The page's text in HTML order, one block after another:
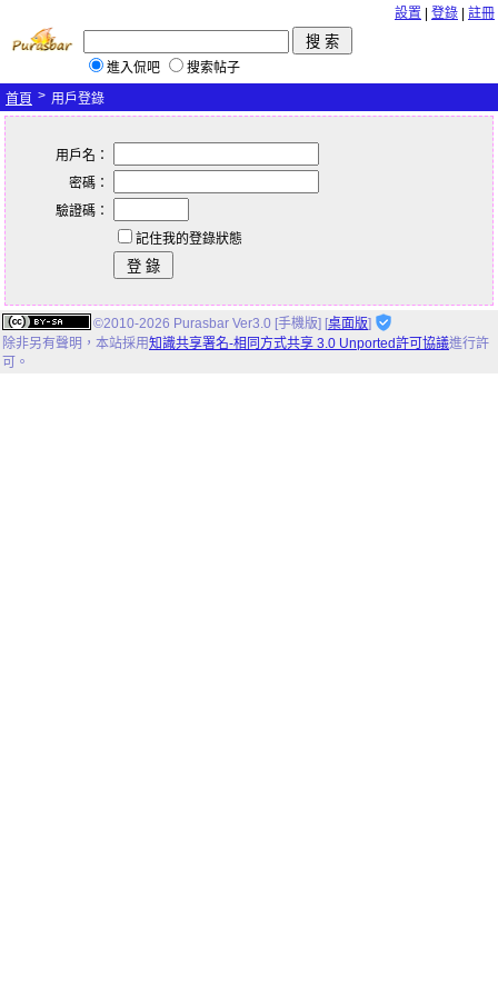
設置 登錄 註冊
進入侃吧
搜索帖子
首頁 > 用戶登錄
用戶名：
密碼：
驗證碼：
記住我的登錄狀態
©2010-2026 Purasbar Ver3.0 [手機版] [桌面版]
除非另有聲明， 本站採用知識共享署名-相同方式共享 3.0 Unported許可協議進行許
可。